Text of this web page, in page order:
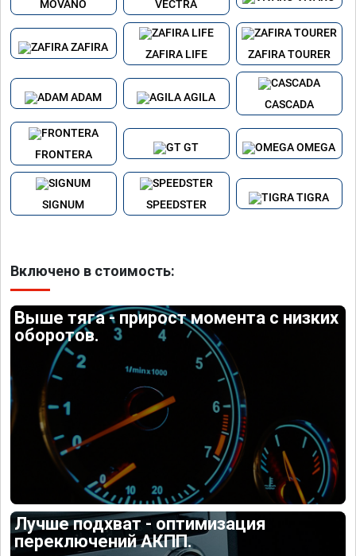
MOVANO VECTRA
ZAFIRA
ZAFIRA LIFE ZAFIRA TOURER
ADAM AGILA
CASCADA
FRONTERA
GT OMEGA
SIGNUM SPEEDSTER
TIGRA
Включено в стоимость:
Выше тяга - прирост момента с низких
оборотов.
Лучше подхват - оптимизация
переключений АКПП.